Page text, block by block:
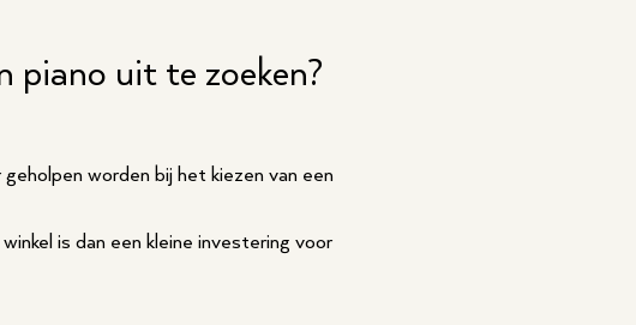
piano uit te zoeken?
worden bij het kiezen van een
is dan een kleine investering voor